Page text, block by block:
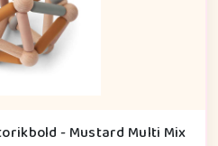
- Mustard Multi Mix